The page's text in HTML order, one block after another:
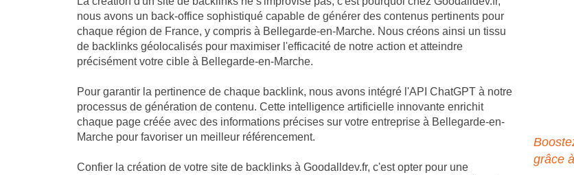
nous avons un back-office sophistiqué capable de générer des contenus pertinents pour
chaque région de France, y compris à Bellegarde-en-Marche. Nous créons ainsi un tissu
de backlinks géolocalisés pour maximiser l'efficacité de notre action et atteindre
précisément votre cible à Bellegarde-en-Marche.
Pour garantir la pertinence de chaque backlink, nous avons intégré l'API ChatGPT à notre
processus de génération de contenu. Cette intelligence artificielle innovante enrichit
chaque page créée avec des informations précises sur votre entreprise à Bellegarde-en-
Marche pour favoriser un meilleur référencement.
Confier la création de votre site de backlinks à Goodalldev.fr, c'est opter pour une
grâce